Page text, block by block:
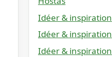
Idéer & inspiration
Idéer & inspiration
Idéer & inspiration